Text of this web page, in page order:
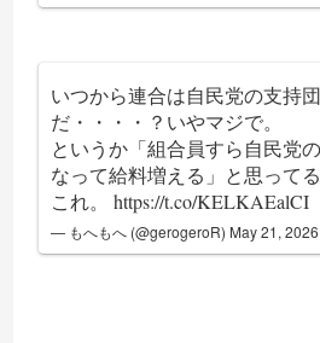
いつから連合は自民党の支持
だ・・・・？いやマジで。
というか「組合員すら自民党
なって給料増える」と思って
これ。https://t.co/KELKAEalCI
— もへもへ (@gerogeroR) May 21, 2026